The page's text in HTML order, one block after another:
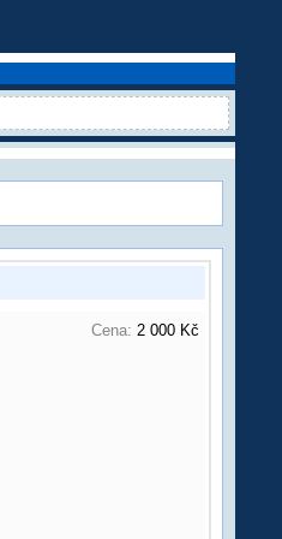
Cena: 2 000 Kč